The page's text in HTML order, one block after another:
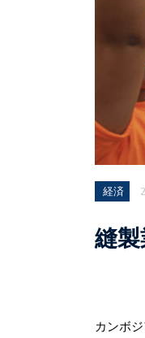
経済
縫
カンボ